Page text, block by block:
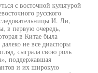
с восточной культурой
русского
И. Ли,
в первую очередь,
в Китае была
не все диаспоры
сыграла свою роль
поддержавшая
и их широкую